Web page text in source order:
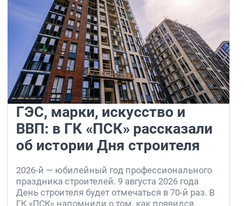
ГЭС, марки, искусство и
ВВП: в ГК «ПСК» рассказали
об истории Дня строителя
2026-й — юбилейный год профессионального
праздника строителей. 9 августа 2026 года
День строителя будет отмечаться в 70-й раз. В
ГК «ПСК» напомнили о том, как появился